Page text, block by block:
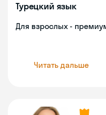
Турецкий язык
Для взрослых -
Читать дальше